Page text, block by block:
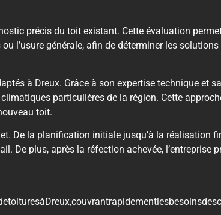
précis du toit existant. Cette évaluation
l’usure générale, afin de déterminer les
à Dreux. Grâce à son expertise technique et
particulières de la région. Cette
toit.
De la planification initiale jusqu’à la réalisation
De plus, après la réfection achevée, l’entreprise